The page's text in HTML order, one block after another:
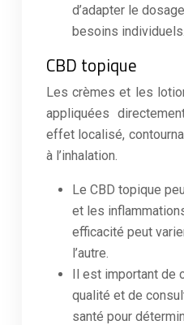
d’adapter le
besoins individuels.
CBD topique
Les crèmes et les
appliquées
effet localisé,
à l’inhalation.
Le CBD topique
et les
efficacité peut
l’autre.
Il est important de
qualité et de
santé pour